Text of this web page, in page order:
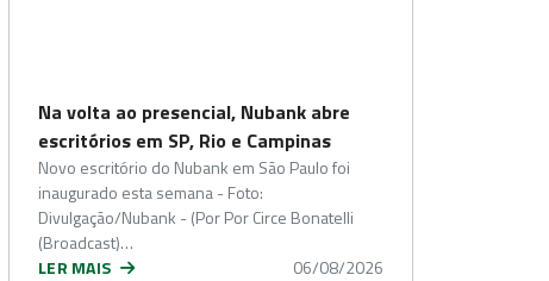
Na volta ao presencial, Nubank abre
escritórios em SP, Rio e Campinas
Novo escritório do Nubank em São Paulo foi
inaugurado esta semana - Foto:
Divulgação/Nubank - (Por Por Circe Bonatelli
(Broadcast)…
LER MAIS
06/08/2026